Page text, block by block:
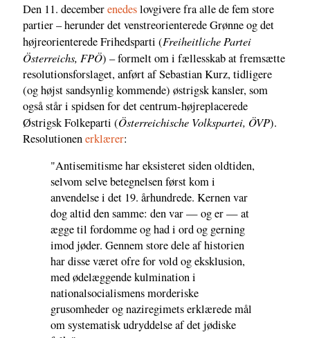
Den 11. decemberenedeslovgivere fra alle de fem store
partier – herunder det venstreorienterede Grønne og det
højreorienterede Frihedsparti (Freiheitliche Partei
Österreichs, FPÖ) – formelt om i fællesskab at fremsætte
resolutionsforslaget, anført af Sebastian Kurz, tidligere
(og højst sandsynlig kommende) østrigsk kansler, som
også står i spidsen for det centrum-højreplacerede
Østrigsk Folkeparti (Österreichische Volkspartei, ÖVP).
Resolutionenerklærer:
"Antisemitisme har eksisteret siden oldtiden,
selvom selve betegnelsen først kom i
anvendelse i det 19. århundrede. Kernen var
dog altid den samme: den var — og er — at
ægge til fordomme og had i ord og gerning
imod jøder. Gennem store dele af historien
har disse været ofre for vold og eksklusion,
med ødelæggende kulmination i
nationalsocialismens morderiske
grusomheder og naziregimets erklærede mål
om systematisk udryddelse af det jødiske